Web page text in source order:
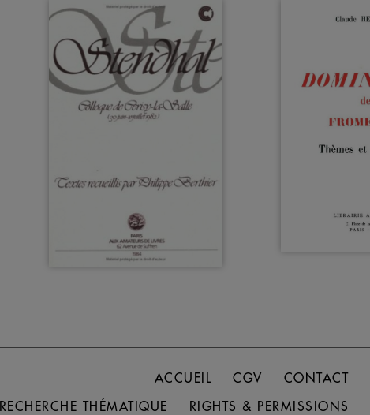
ACCUEIL CGV
CONTACT
RECHERCHE THÉMATIQUE
RIGHTS & PERMISSIONS